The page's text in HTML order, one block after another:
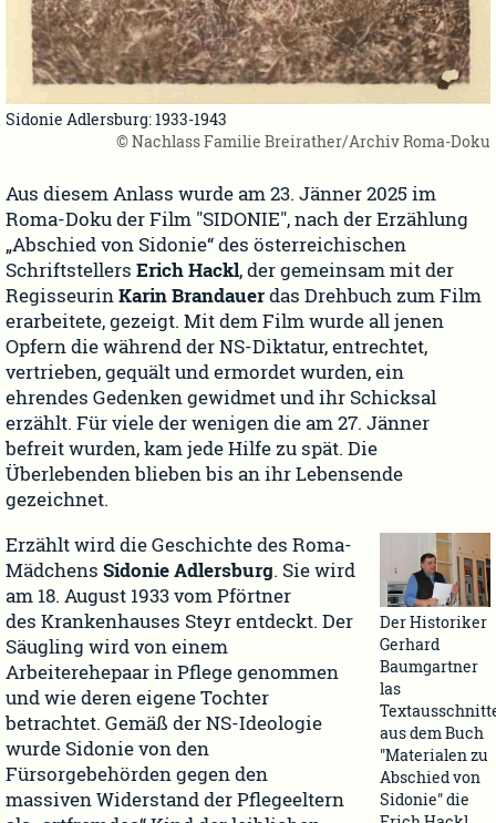
Sidonie Adlersburg: 1933-1943
© Nachlass Familie Breirather/Archiv Roma-Doku
Aus diesem Anlass wurde am 23. Jänner 2025 im
Roma-Doku der Film "SIDONIE", nach der Erzählung
„Abschied von Sidonie“ des österreichischen
Schriftstellers Erich Hackl, der gemeinsam mit der
RegisseurinKarin Brandauerdas Drehbuch zum Film
erarbeitete, gezeigt. Mit dem Film wurde all jenen
Opfern die während der NS-Diktatur, entrechtet,
vertrieben, gequält und ermordet wurden, ein
ehrendes Gedenken gewidmet und ihr Schicksal
erzählt. Für viele der wenigen die am 27. Jänner
befreit wurden, kam jede Hilfe zu spät. Die
Überlebenden blieben bis an ihr Lebensende
gezeichnet.
Der Historiker
Gerhard
Baumgartner
las
aus dem Buch
"Materialen zu
Abschied von
Sidonie" die
Erzählt wird die Geschichte des Roma-
Mädchens Sidonie Adlersburg. Sie wird
am 18. August 1933 vom Pförtner
des Krankenhauses Steyr entdeckt. Der
Säugling wird von einem
Arbeiterehepaar in Pflege genommen
und wie deren eigene Tochter
betrachtet. Gemäß der NS-Ideologie
wurde Sidonie von den
Fürsorgebehörden gegen den
massiven Widerstand der Pflegeeltern